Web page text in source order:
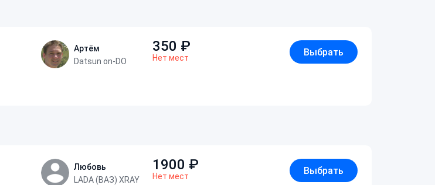
Артём
Datsun on-DO
350 ₽
Нет мест
Выбрать
Любовь
LADA (ВАЗ) XRAY
1900 ₽
Нет мест
Выбрать